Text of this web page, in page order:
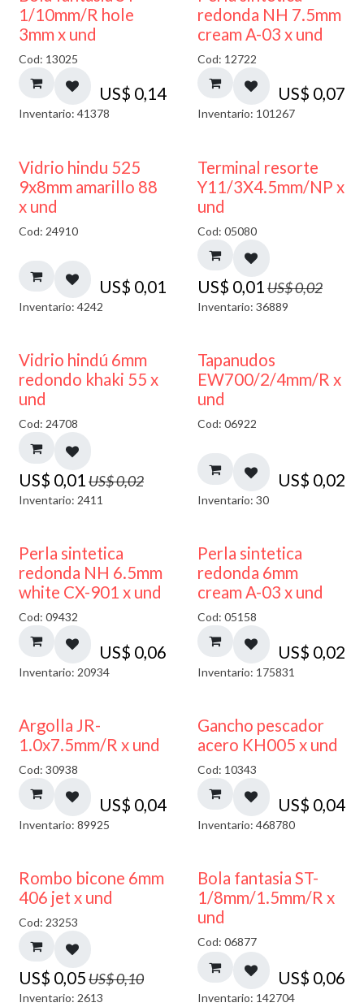
1/10mm/R hole
3mm x und
Cod: 13025
US$ 0,14
Inventario: 41378
redonda NH 7.5mm
cream A-03 x und
Cod: 12722
US$ 0,07
Inventario: 101267
40% DESCUENTO
Vidrio hindu 525
9x8mm amarillo 88
x und
Cod: 24910
US$ 0,01
Inventario: 4242
50% DESCUENTO
Terminal resorte
Y11/3X4.5mm/NP x
und
Cod: 05080
US$ 0,01US$0,02
Inventario: 36889
40% DESCUENTO
Vidrio hindú 6mm
redondo khaki 55 x
und
Cod: 24708
US$ 0,01 US$0,02
Inventario: 2411
Tapanudos
EW700/2/4mm/R x
und
Cod: 06922
US$ 0,02
Inventario: 30
Perla sintetica
redonda NH 6.5mm
white CX-901 x und
Cod: 09432
US$ 0,06
Inventario: 20934
Perla sintetica
redonda 6mm
cream A-03 x und
Cod: 05158
US$ 0,02
Inventario: 175831
Argolla JR-
1.0x7.5mm/R x und
Cod: 30938
US$ 0,04
Inventario: 89925
Gancho pescador
acero KH005 x und
Cod: 10343
US$ 0,04
Inventario: 468780
50% DESCUENTO
Rombo bicone 6mm
406 jet x und
Cod: 23253
US$ 0,05US$0,10
Inventario: 2613
Bola fantasia ST-
1/8mm/1.5mm/R x
und
Cod: 06877
US$ 0,06
Inventario: 142704